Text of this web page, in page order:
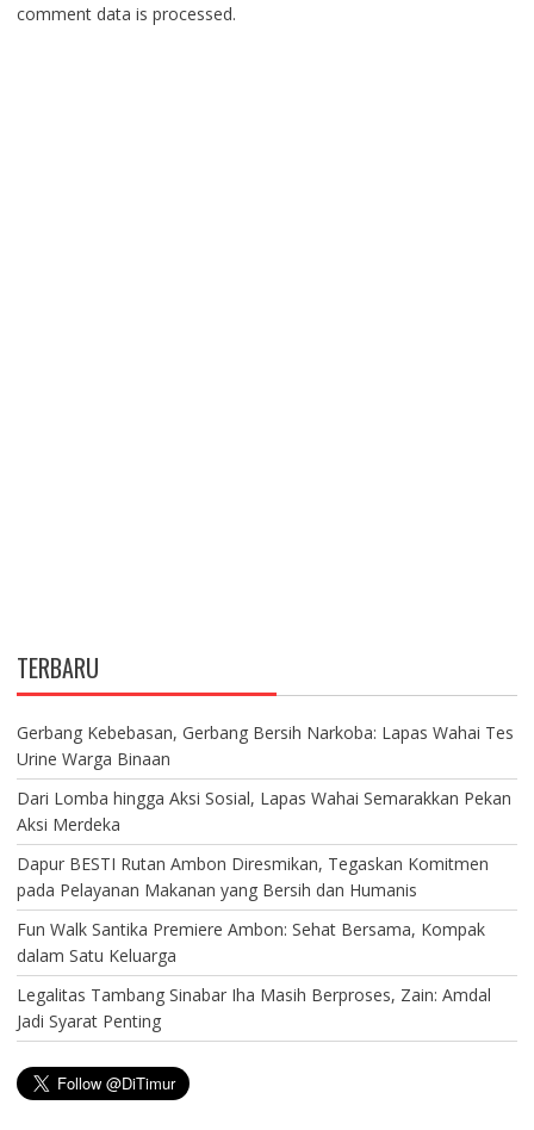
comment data is processed.
TERBARU
Gerbang Kebebasan, Gerbang Bersih Narkoba: Lapas Wahai Tes
Urine Warga Binaan
Dari Lomba hingga Aksi Sosial, Lapas Wahai Semarakkan Pekan
Aksi Merdeka
Dapur BESTI Rutan Ambon Diresmikan, Tegaskan Komitmen
pada Pelayanan Makanan yang Bersih dan Humanis
Fun Walk Santika Premiere Ambon: Sehat Bersama, Kompak
dalam Satu Keluarga
Legalitas Tambang Sinabar Iha Masih Berproses, Zain: Amdal
Jadi Syarat Penting